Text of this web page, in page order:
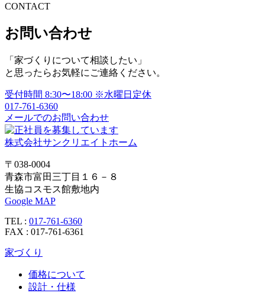
ナ
ビ
ー
シ
ョ
ン
CONTACT
お問い合わせ
「家づくりについて相談したい」
と思ったらお気軽にご連絡ください。
受付時間 8:30〜18:00 ※水曜日定休
017-761-6360
メールでのお問い合わせ
株式会社サンクリエイトホーム
〒038-0004
青森市富田三丁目１６－８
生協コスモス館敷地内
Google MAP
TEL : 017-761-6360
FAX : 017-761-6361
家づくり
価格について
設計・仕様